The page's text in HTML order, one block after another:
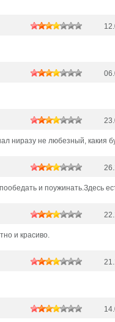
ниразу не любезный, какия
и поужинать.Здесь
и красиво.